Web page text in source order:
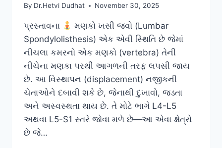
By Dr.Hetvi Dudhat November 30, 2025
પ્રસ્તાવના
મણકો ખસી જવો (Lumbar
Spondylolisthesis) એક એવી સ્થિતિ છે જેમાં
નીચલા કમરનો એક મણકો (vertebra) તેની
નીચેના મણકા પરથી આગળની તરફ લપસી જાય
છે. આ વિસ્થાપન (displacement) નજીકની
ચેતાઓને દબાવી શકે છે, જેનાથી દુખાવો, જડતા
અને અસ્વસ્થતા થાય છે. તે મોટે ભાગે L4-L5
અથવા L5-S1 સ્તરે જોવા મળે છે—આ એવા ક્ષેત્રો
છે જે…